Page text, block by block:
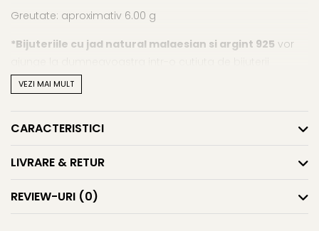
Greutate: aproximativ 6.00 g
*Bijuteriile cu jad natural malaesian si argint 925 vor
impreuna cu alte cadouri: mostre de perle, certificat de
garantie (garantie 100% jad natural malaesian si argint
925) si saculet pentru pastrarea bijuteriilor.
Despre Jad si beneficiile lui cititi mai multe aici: JADUL - ENERGIA
CARE VINDECA
Informatii despre structura interna a componentelor
VEZI MAI MULT
CARACTERISTICI
LIVRARE & RETUR
REVIEW-URI (0)